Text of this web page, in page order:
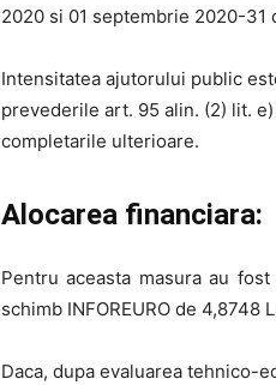
2020 si 01 septembrie 2020-31
Intensitatea ajutorului public
prevederile art. 95 alin. (2) lit.
completarile ulterioare.
Alocarea financiara:
Pentru aceasta masura au
schimb INFOREURO de 4,8748
Daca, dupa evaluarea tehnico-